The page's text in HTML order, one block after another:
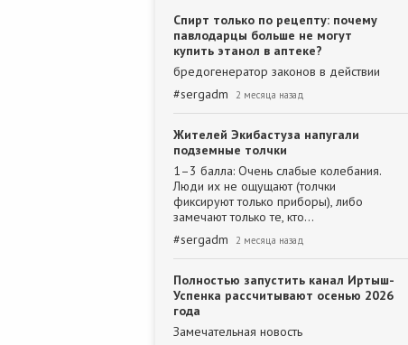
Спирт только по рецепту: почему
павлодарцы больше не могут
купить этанол в аптеке?
бредогенератор законов в действии
#sergadm 2 месяца назад
Жителей Экибастуза напугали
подземные толчки
1–3 балла: Очень слабые колебания.
Люди их не ощущают (толчки
фиксируют только приборы), либо
замечают только те, кто…
#sergadm 2 месяца назад
Полностью запустить канал Иртыш-
Успенка рассчитывают осенью 2026
года
Замечательная новость